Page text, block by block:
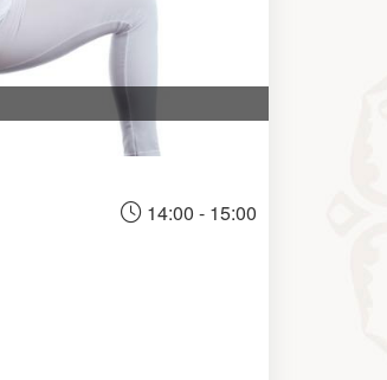
14:00 - 15:00